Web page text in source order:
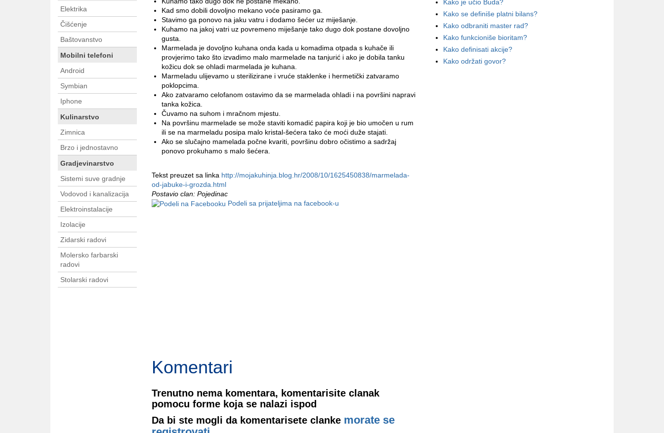
Kad smo dobili dovoljno mekano voće pasiramo ga.
Stavimo ga ponovo na jaku vatru i dodamo šećer uz miješanje.
Kuhamo na jakoj vatri uz povremeno miješanje tako dugo dok postane dovoljno
gusta.
Marmelada je dovoljno kuhana onda kada u komadima otpada s kuhače ili
provjerimo tako što izvadimo malo marmelade na tanjurić i ako je dobila tanku
kožicu dok se ohladi marmelada je kuhana.
Marmeladu ulijevamo u sterilizirane i vruće staklenke i hermetički zatvaramo
poklopcima.
Ako zatvaramo celofanom ostavimo da se marmelada ohladi i na površini napravi
tanka kožica.
Čuvamo na suhom i mračnom mjestu.
Na površinu marmelade se može staviti komadić papira koji je bio umočen u rum
ili se na marmeladu posipa malo kristal-šećera tako će moći duže stajati.
Ako se slučajno mamelada počne kvariti, površinu dobro očistimo a sadržaj
ponovo prokuhamo s malo šećera.
Tekst preuzet sa linka http://mojakuhinja.blog.hr/2008/10/1625450838/marmelada-
od-jabuke-i-grozda.html
Postavio clan: Pojedinac
Podeli sa prijateljima na facebook-u
Komentari
Trenutno nema komentara, komentarisite clanak
pomocu forme koja se nalazi ispod
Da bi ste mogli da komentarisete clanke morate se
Elektrika
Čišćenje
Baštovanstvo
Mobilni telefoni
Android
Symbian
Iphone
Kulinarstvo
Zimnica
Brzo i jednostavno
Gradjevinarstvo
Sistemi suve gradnje
Vodovod i kanalizacija
Elektroinstalacije
Izolacije
Zidarski radovi
Molersko farbarski
radovi
Stolarski radovi
Kako je učio Buda?
Kako se definiše platni bilans?
Kako odbraniti master rad?
Kako funkcioniše bioritam?
Kako definisati akcije?
Kako održati govor?